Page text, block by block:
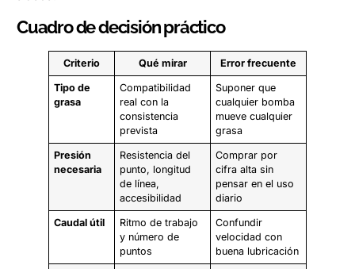
Cuadro de decisión práctico
Criterio Qué mirar Error frecuente
Tipo de
grasa
Compatibilidad
real con la
consistencia
prevista
Suponer que
cualquier bomba
mueve cualquier
grasa
Presión
necesaria
Resistencia del
punto, longitud
de línea,
accesibilidad
Comprar por
cifra alta sin
pensar en el uso
diario
Caudal útil
Ritmo de trabajo
y número de
puntos
Confundir
velocidad con
buena lubricación